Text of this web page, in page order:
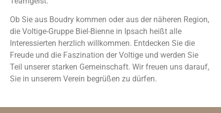
Ob Sie aus Boudry kommen oder aus der näheren Region,
die Voltige-Gruppe Biel-Bienne in Ipsach heißt alle
Interessierten herzlich willkommen. Entdecken Sie die
Freude und die Faszination der Voltige und werden Sie
Teil unserer starken Gemeinschaft. Wir freuen uns darauf,
Sie in unserem Verein begrüßen zu dürfen.